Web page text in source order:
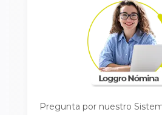
Pregunta por nuestro